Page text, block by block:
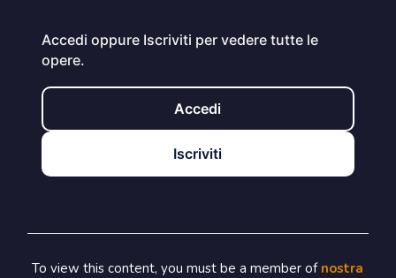
Accedi oppure Iscriviti per vedere tutte le
opere.
Accedi
Iscriviti
To view this content, you must be a member of nostra